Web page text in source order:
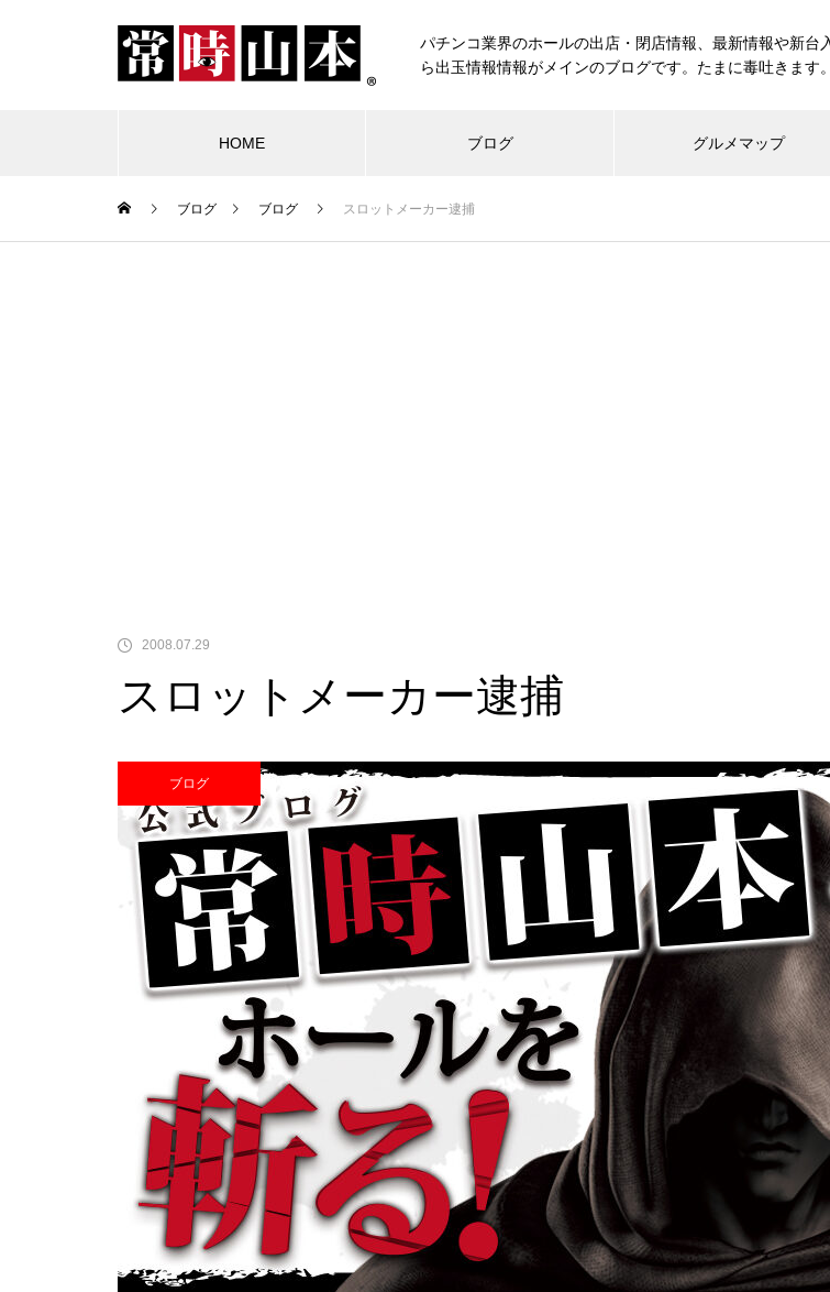
パチンコ業界のホールの出店・閉店情報、最新情報や新台
ら出玉情報情報がメインのブログです。たまに毒吐きます。
HOME ブログ グルメマップ
ブログ 常時山本 物件視察
検定通過状況 民事再生申請
ティアラ蓮田店様 東京イースト様
ビックディッパー様 パンドラ横須賀店様
ブログ ブログ スロットメーカー逮捕
2008.07.29
スロットメーカー逮捕
ブログ